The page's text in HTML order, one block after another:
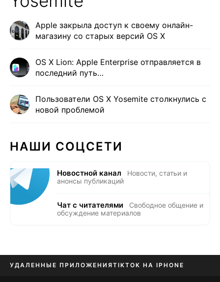
Apple закрыла доступ к своему онлайн-
магазину со старых версий OS X
OS X Lion: Apple Enterprise отправляется в
последний путь…
Пользователи OS X Yosemite столкнулись с
новой проблемой
НАШИ СОЦСЕТИ
Новостной канал
Новости, статьи и
анонсы публикаций
Чат с читателями
Свободное общение и
обсуждение материалов
УДАЛЕННЫЕ ПРИЛОЖЕНИЯTIKTOK НА IPHONE